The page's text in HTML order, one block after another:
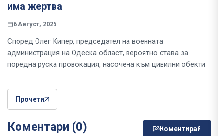
има жертва
6 Август, 2026
Според Олег Кипер, председател на военната
администрация на Одеска област, вероятно става за
поредна руска провокация, насочена към цивилни обекти
Прочети
Коментари (0) Коментирай